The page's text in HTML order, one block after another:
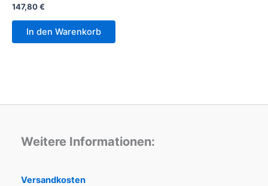
147,80€
In den Warenkorb
Weitere Informationen:
Versandkosten